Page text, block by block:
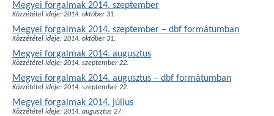
Megyei forgalmak 2014. szeptember
Közzététel ideje: 2014. október 31.
Megyei forgalmak 2014. szeptember – dbf formátumban
Közzététel ideje: 2014. október 31.
Megyei forgalmak 2014. augusztus
Közzététel ideje: 2014. szeptember 22.
Megyei forgalmak 2014. augusztus – dbf formátumban
Közzététel ideje: 2014. szeptember 22.
Megyei forgalmak 2014. július
Közzététel ideje: 2014. augusztus 27.